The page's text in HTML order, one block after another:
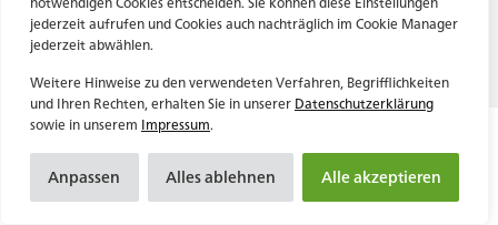
jederzeit aufrufen und Cookies auch nachträglich im Cookie Manager
jederzeit abwählen.
Weitere Hinweise zu den verwendeten Verfahren, Begrifflichkeiten
und Ihren Rechten, erhalten Sie in unsererDatenschutzerklärung
sowie in unserem Impressum.
Anpassen Alles ablehnen Alle akzeptieren
Datenschutzerklärung
Impressum